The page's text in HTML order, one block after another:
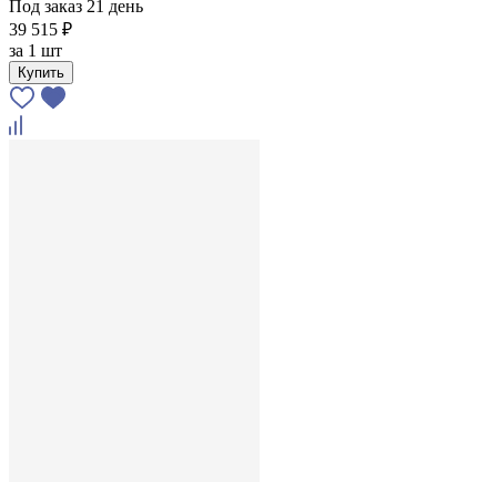
Под заказ 21 день
39 515 ₽
за 1 шт
Купить